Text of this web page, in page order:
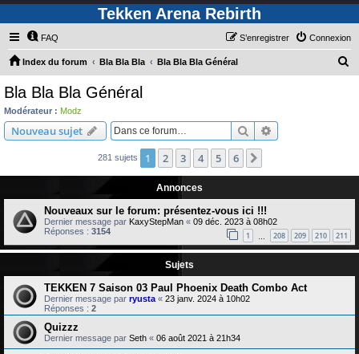
Tekken Arena Rebirth
FAQ Connexion
S’enregistrer
Index du forum Bla Bla Bla Bla Bla Bla Général
c
Bla Bla Bla Général
Modérateur : Modz
Nouveau sujet Rechercher
281 sujets 1 2 3 4 5 6
Annonces
Nouveaux sur le forum: présentez-vous ici !!!
Dernier message par KaxyStepMan « 09 déc. 2023 à 08h02
Réponses : 3154 1 208 209 210 211
Sujets
TEKKEN 7 Saison 03 Paul Phoenix Death Combo Act
Dernier message par ryusta « 23 janv. 2024 à 10h02
Réponses : 2
Quizzz
Dernier message par Seth « 06 août 2021 à 21h34